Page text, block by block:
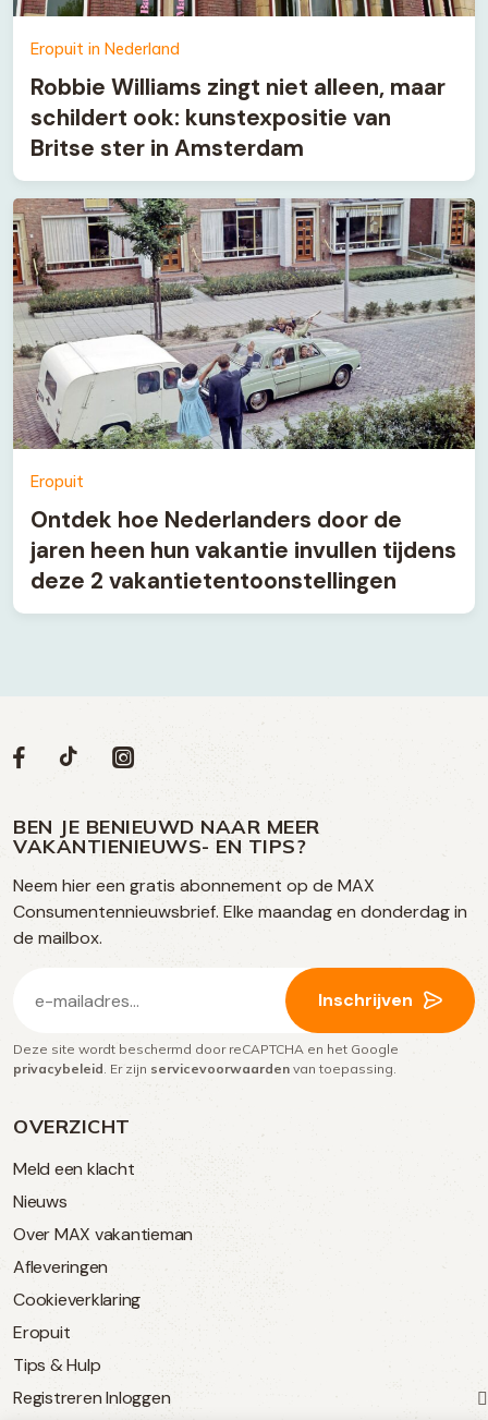
Eropuit in Nederland
Robbie Williams zingt niet alleen, maar
schildert ook: kunstexpositie van
Britse ster in Amsterdam
Eropuit
Ontdek hoe Nederlanders door de
jaren heen hun vakantie invullen tijdens
deze 2 vakantietentoonstellingen
OVERZICHT
Meld een klacht
Nieuws
Over MAX vakantieman
Afleveringen
Cookieverklaring
Eropuit
Tips & Hulp
Registreren Inloggen
Volg
op
social
media
Social
Volg
op
Facebook
Volg
op
TikTok
Volg
op
Instagram
BEN JE BENIEUWD NAAR MEER
VAKANTIENIEUWS- EN TIPS?
Neem hier een gratis abonnement op de MAX
Consumentennieuwsbrief. Elke maandag en donderdag in
de mailbox.
mailadres
(Vereist)
Inschrijven
Deze site wordt beschermd door reCAPTCHA en het Google
privacybeleid . Er zijn servicevoorwaarden van toepassing.